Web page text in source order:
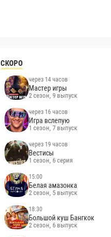
СКОРО
через 14 часов
Мастер игры
2 сезон, 9 выпуск
через 16 часов
Игра вслепую
1 сезон, 7 выпуск
через 19 часов
Вестисы
1 сезон, 6 серия
15:00
Белая амазонка
2 сезон, 5 выпуск
18:30
Большой куш Бангкок
2 сезон, 6 выпуск